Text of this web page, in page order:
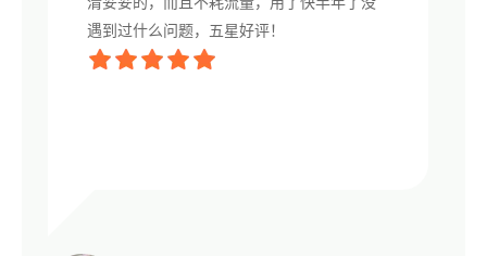
遇到过什么问题，五星好评！